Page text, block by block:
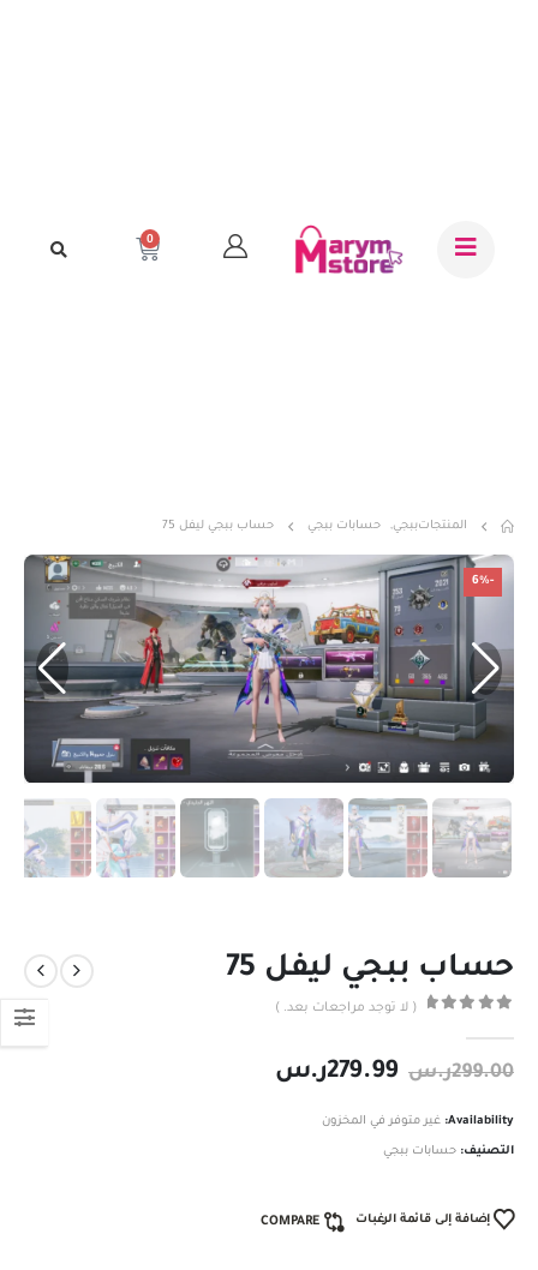
0
المنتجاتببجي, حسابات ببجي حساب ببجي ليفل 75
-6%
حساب ببجي ليفل 75
( لا توجد مراجعات بعد. )
299.00ر.س 279.99ر.س
Availability: غير متوفر في المخزون
التصنيف: حسابات ببجي
إضافة إلى قائمة الرغبات COMPARE